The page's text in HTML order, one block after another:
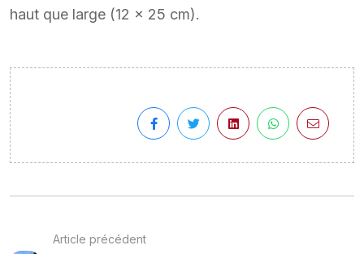
haut que large (12 x 25 cm).
Article précédent